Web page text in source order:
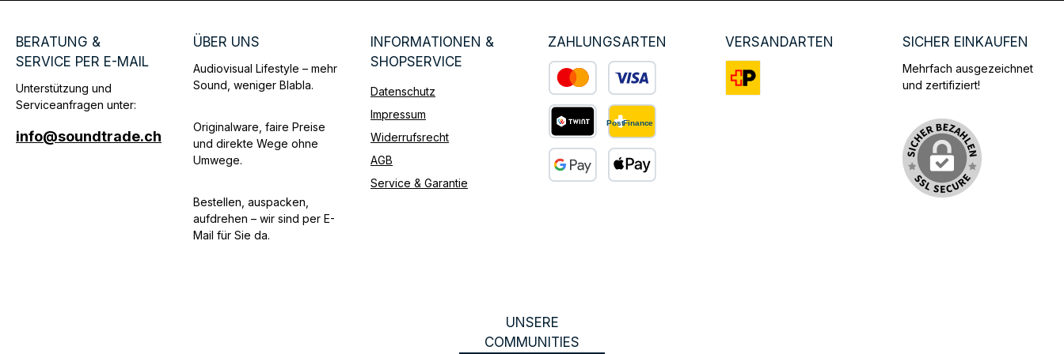
BERATUNG &
SERVICE PER E-MAIL
Unterstützung und
Serviceanfragen unter:
info@soundtrade.ch
ÜBER UNS
Audiovisual Lifestyle – mehr
Sound, weniger Blabla.
Originalware, faire Preise
und direkte Wege ohne
Umwege.
Bestellen, auspacken,
aufdrehen – wir sind per E-
Mail für Sie da.
INFORMATIONEN &
SHOPSERVICE
Datenschutz
Impressum
Widerrufsrecht
AGB
Service & Garantie
ZAHLUNGSARTEN
Benutzerdefiniertes Bild 1
Benutzerdefiniertes Bild 2
VERSANDARTEN SICHER EINKAUFEN
Mehrfach ausgezeichnet
und zertifiziert!
UNSERE
COMMUNITIES